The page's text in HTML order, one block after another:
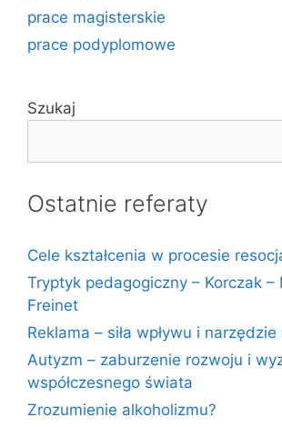
prace magisterskie
prace podyplomowe
Szukaj
Ostatnie referaty
Cele kształcenia w procesie
Tryptyk pedagogiczny – Korczak –
Freinet
Reklama – siła wpływu i
Autyzm – zaburzenie rozwoju i
współczesnego świata
Zrozumienie alkoholizmu?